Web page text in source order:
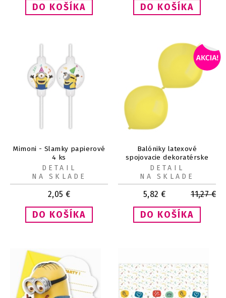
Mimoni - Slamky papierové
4 ks
2,05 €
DETAIL
NA SKLADE
Balóniky latexové
spojovacie dekoratérske
metalické žlté 30 cm, 50 ks
5,82 € 11,27€
DETAIL
NA SKLADE